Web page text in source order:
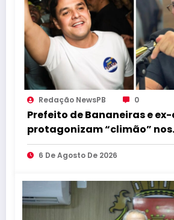
Redação NewsPB 0
Prefeito de Bananeiras e
protagonizam “climão” nos
bastidores da convenção
6 De Agosto De 2026